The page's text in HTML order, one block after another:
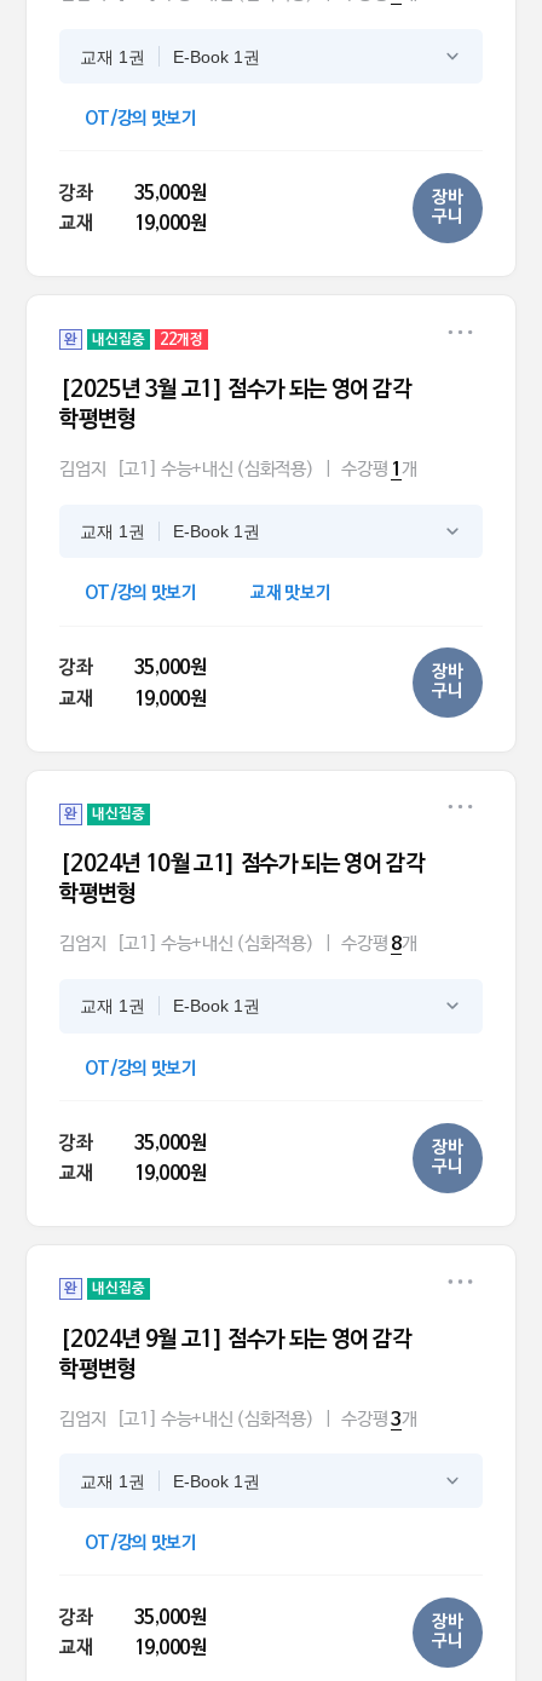
교재 1권 E-Book 1권
OT/강의 맛보기
강좌
35,000원
교재
19,000원
장바
구니
완 내신집중 22개정
[2025년 3월 고1] 점수가 되는 영어 감각
학평변형
김엄지 [고1] 수능+내신 (심화적용) 수강평 1 개
교재 1권 E-Book 1권
OT/강의 맛보기 교재 맛보기
강좌
35,000원
교재
19,000원
장바
구니
완 내신집중
[2024년 10월 고1] 점수가 되는 영어 감각
학평변형
김엄지 [고1] 수능+내신 (심화적용) 수강평 8개
교재 1권 E-Book 1권
OT/강의 맛보기
강좌
35,000원
교재
19,000원
장바
구니
완 내신집중
[2024년 9월 고1] 점수가 되는 영어 감각
학평변형
김엄지 [고1] 수능+내신 (심화적용) 수강평3개
교재 1권 E-Book 1권
OT/강의 맛보기
강좌
35,000원
교재
19,000원
장바
구니